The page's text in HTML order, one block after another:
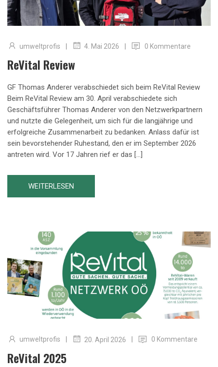
umweltprofis | 4. Mai 2026 | 0 Kommentare
ReVital Review
GF Thomas Anderer verabschiedet sich beim ReVital Review
Beim ReVital Review am 30. April verabschiedete sich
Geschäftsführer Thomas Anderer von den Netzwerkpartnern
und nutzte die Gelegenheit, um sich für die langjährige und
erfolgreiche Zusammenarbeit zu bedanken. Anlass dafür ist
sein bevorstehender Ruhestand, den er im September 2026
antreten wird. Vor 17 Jahren rief er das […]
WEITERLESEN
umweltprofis | 20. April 2026 | 0 Kommentare
ReVital 2025